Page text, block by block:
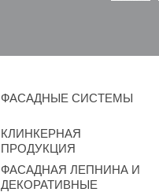
ФАСАДНЫЕ СИСТЕМЫ
КЛИНКЕРНАЯ
ПРОДУКЦИЯ
ФАСАДНАЯ ЛЕПНИНА И
ДЕКОРАТИВНЫЕ